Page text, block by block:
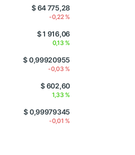
$ 64 775,28
-0,22 %
$ 1 916,06
0,13 %
$ 0,99920955
-0,03 %
$ 602,60
1,33 %
$ 0,99979345
-0,01 %